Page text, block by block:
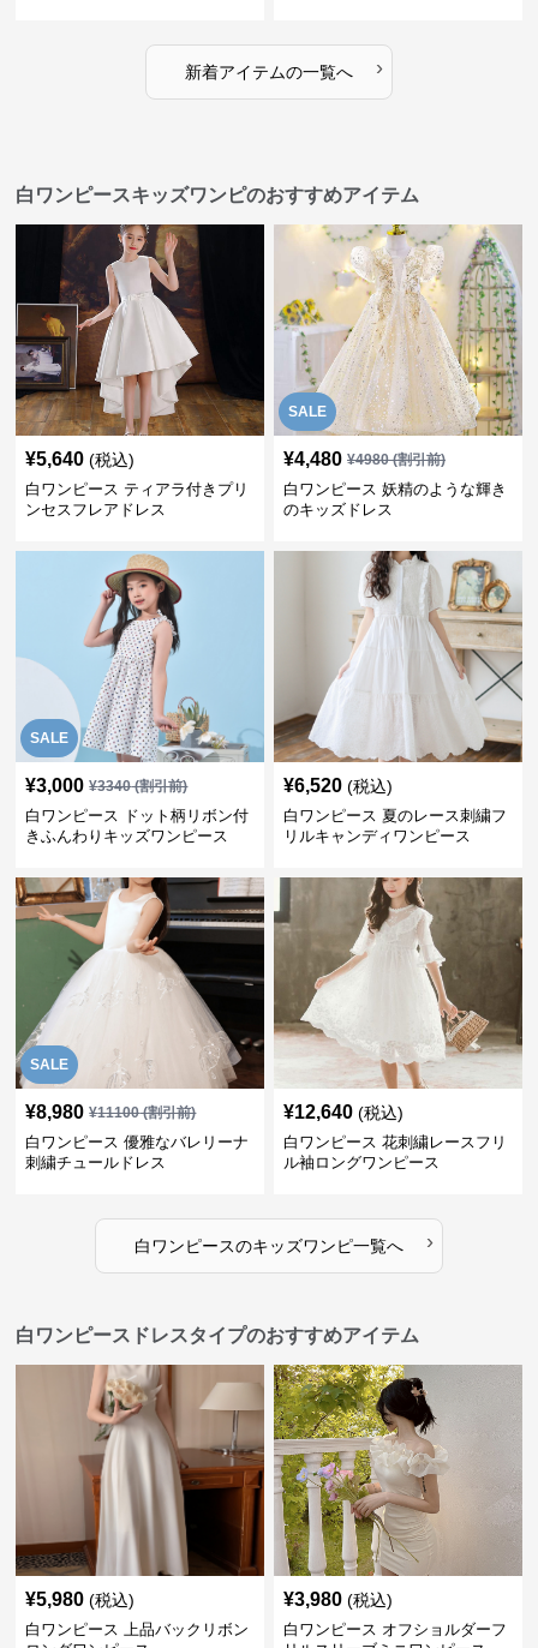
新着アイテムの一覧へ ›
白ワンピースキッズワンピのおすすめアイテム
¥5,640 (税込)
白ワンピース ティアラ付きプリ
ンセスフレアドレス
SALE
¥4,480 ¥4980(割引前)
白ワンピース 妖精のような輝き
のキッズドレス
SALE
¥3,000 ¥3340(割引前)
白ワンピース ドット柄リボン付
きふんわりキッズワンピース
¥6,520 (税込)
白ワンピース 夏のレース刺繍フ
リルキャンディワンピース
SALE
¥8,980 ¥11100(割引前)
白ワンピース 優雅なバレリーナ
刺繍チュールドレス
¥12,640 (税込)
白ワンピース 花刺繍レースフリ
ル袖ロングワンピース
白ワンピースのキッズワンピ一覧へ ›
白ワンピースドレスタイプのおすすめアイテム
¥5,980 (税込)
白ワンピース 上品バックリボン
¥3,980 (税込)
白ワンピース オフショルダーフ